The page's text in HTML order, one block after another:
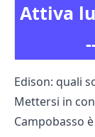
Attiva
Edison: quali
Mettersi in
Campobasso